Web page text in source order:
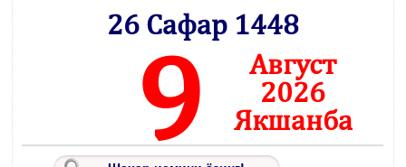
26 Сафар 1448
9
Август
2026
Якшанба